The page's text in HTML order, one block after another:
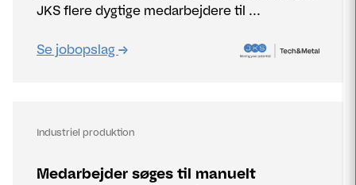
JKS flere dygtige medarbejdere til ...
Se jobopslag
Industriel produktion
Medarbejder søges til manuelt